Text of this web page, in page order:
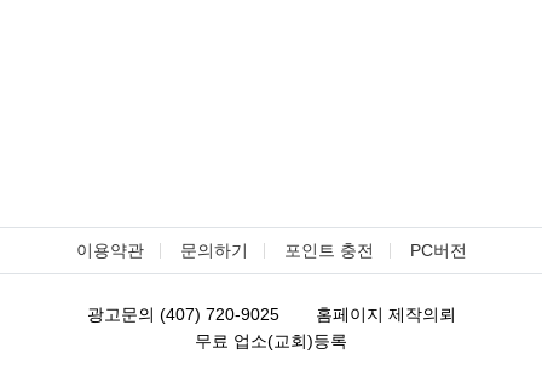
이용약관 문의하기 포인트 충전 PC버전
광고문의 (407) 720-9025
홈페이지 제작의뢰
무료 업소(교회)등록